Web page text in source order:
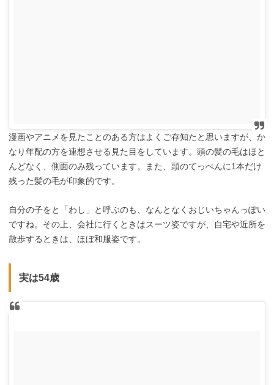
漫画やアニメを見たことのある方はよくご存知たと思いますが、か
なり年配の方を連想させる見た目をしています。頭の髪の毛はほと
んどなく、側面のみ残っています。また、頭のてっぺんに1本だけ
残った髪の毛が印象的です。
自分の子をと「わし」と呼ぶのも、なんとなくおじいちゃんっぽい
ですね。その上、会社に行くときはスーツ姿ですが、自宅や近所を
散歩するときは、ほぼ和服姿です。
実は54歳